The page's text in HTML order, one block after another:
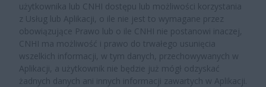
użytkownika lub CNHI dostępu lub możliwości korzystania
z Usług lub Aplikacji, o ile nie jest to wymagane przez
obowiązujące Prawo lub o ile CNHI nie postanowi inaczej,
CNHI ma możliwość i prawo do trwałego usunięcia
wszelkich informacji, w tym danych, przechowywanych w
Aplikacji, a użytkownik nie będzie już mógł odzyskać
żadnych danych ani innych informacji zawartych w Aplikacji.